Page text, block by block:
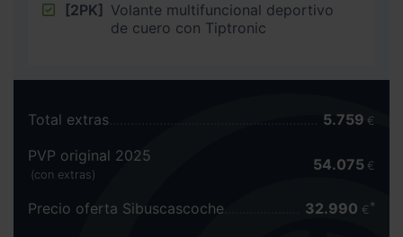
[2PK] Volante multifuncional deportivo
de cuero con Tiptronic
Total extras 5.759 €
PVP original 2025
(con extras)
54.075 €
Precio oferta Sibuscascoche 32.990 €